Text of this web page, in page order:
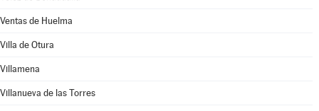
Ventas de Huelma
Villa de Otura
Villamena
Villanueva de las Torres